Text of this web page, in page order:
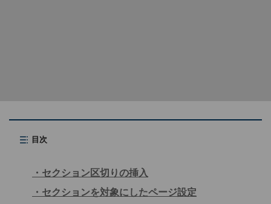
目次
セクション区切りの挿入
セクションを対象にしたページ設定